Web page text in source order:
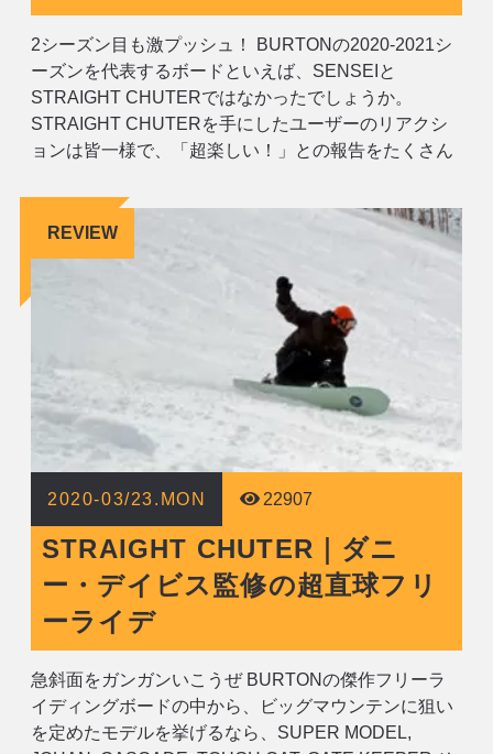
2シーズン目も激プッシュ！ BURTONの2020-2021シ
ーズンを代表するボードといえば、SENSEIと
STRAIGHT CHUTERではなかったでしょうか。
STRAIGHT CHUTERを手にしたユーザーのリアクシ
ョンは皆一様で、「超楽しい！」との報告をたくさん
ルのレビューは後日公開する予定です。 STRAIGHT C
REVIEW
2020-03/23.MON 22907
STRAIGHT CHUTER｜ダニ
ー・デイビス監修の超直球フリ
ーライデ
急斜面をガンガンいこうぜ BURTONの傑作フリーラ
イディングボードの中から、ビッグマウンテンに狙い
を定めたモデルを挙げるなら、SUPER MODEL,